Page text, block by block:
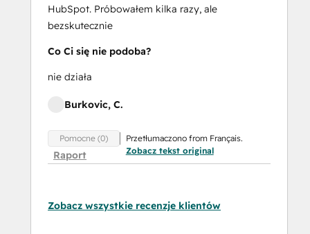
HubSpot. Próbowałem kilka razy, ale
bezskutecznie
Co Ci się nie podoba?
nie działa
Burkovic, C.
Pomocne (0)
Raport
Przetłumaczono from Français.
Zobacz tekst original
Zobacz wszystkie recenzje klientów